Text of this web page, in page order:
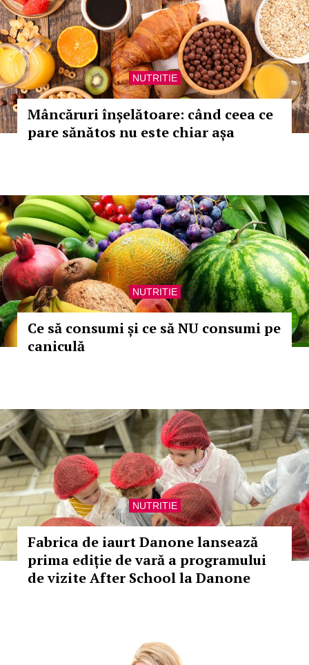
NUTRITIE
Mâncăruri înșelătoare: când ceea ce
pare sănătos nu este chiar așa
NUTRITIE
Ce să consumi și ce să NU consumi pe
caniculă
NUTRITIE
Fabrica de iaurt Danone lansează
prima ediție de vară a programului
de vizite After School la Danone